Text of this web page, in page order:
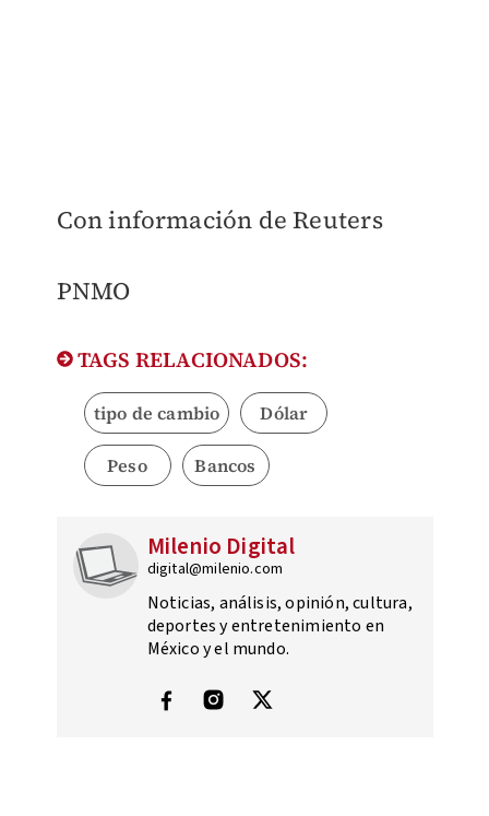
Con información de Reuters
PNMO
TAGS RELACIONADOS:
tipo de cambio Dólar
Peso Bancos
Milenio Digital
digital@milenio.com
Noticias, análisis, opinión, cultura,
deportes y entretenimiento en
México y el mundo.